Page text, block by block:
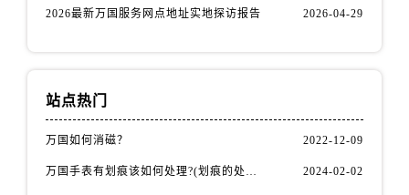
2026最新万国服务网点地址实地探访报告 2026-04-29
站点热门
万国如何消磁？ 2022-12-09
万国手表有划痕该如何处理?(划痕的处理方法) 2024-02-02